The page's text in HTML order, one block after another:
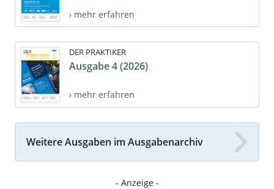
› mehr erfahren
DER PRAKTIKER
Ausgabe 4 (2026)
› mehr erfahren
Weitere Ausgaben im Ausgabenarchiv
- Anzeige -